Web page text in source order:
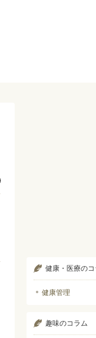
健康・医療のコ
健康管理
趣味のコラム